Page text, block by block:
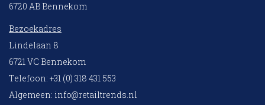
6720 AB Bennekom
Bezoekadres
Lindelaan 8
6721 VC Bennekom
Telefoon: +31 (0) 318 431 553
Algemeen: info@retailtrends.nl